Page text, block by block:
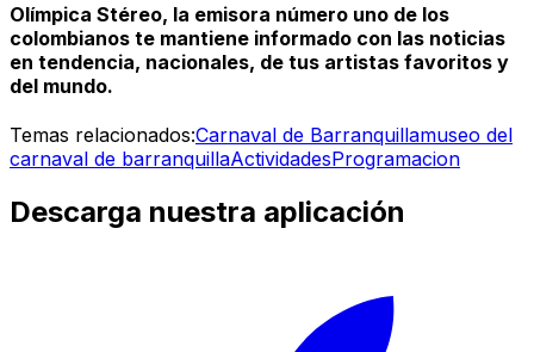
Olímpica Stéreo, la emisora número uno de los
colombianos te mantiene informado con las noticias
en tendencia, nacionales, de tus artistas favoritos y
del mundo.
Temas relacionados:Carnaval de Barranquillamuseo del
carnaval de barranquillaActividadesProgramacion
Descarga nuestra aplicación